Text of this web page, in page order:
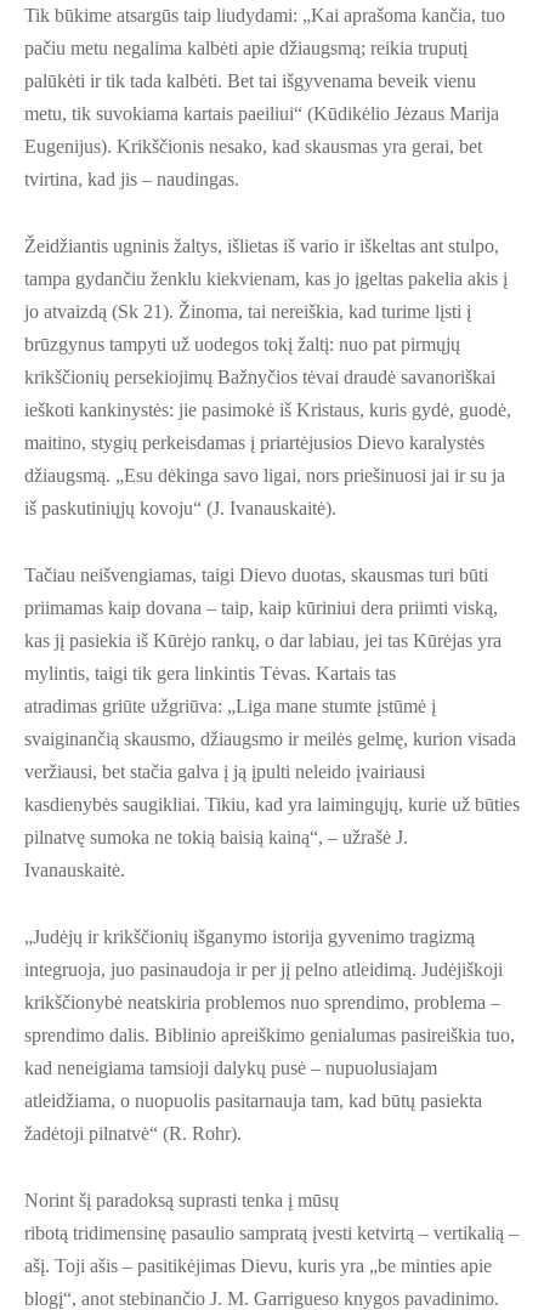
Tik būkime atsargūs taip liudydami: „Kai aprašoma kančia, tuo
pačiu metu negalima kalbėti apie džiaugsmą; reikia truputį
palūkėti ir tik tada kalbėti. Bet tai išgyvenama beveik vienu
metu, tik suvokiama kartais paeiliui“ (Kūdikėlio Jėzaus Marija
Eugenijus). Krikščionis nesako, kad skausmas yra gerai, bet
tvirtina, kad jis – naudingas.
Žeidžiantis ugninis žaltys, išlietas iš vario ir iškeltas ant stulpo,
tampa gydančiu ženklu kiekvienam, kas jo įgeltas pakelia akis į
jo atvaizdą (Sk 21). Žinoma, tai nereiškia, kad turime lįsti į
brūzgynus tampyti už uodegos tokį žaltį: nuo pat pirmųjų
krikščionių persekiojimų Bažnyčios tėvai draudė savanoriškai
ieškoti kankinystės: jie pasimokė iš Kristaus, kuris gydė, guodė,
maitino, stygių perkeisdamas į priartėjusios Dievo karalystės
džiaugsmą. „Esu dėkinga savo ligai, nors priešinuosi jai ir su ja
iš paskutiniųjų kovoju“ (J. Ivanauskaitė).
Tačiau neišvengiamas, taigi Dievo duotas, skausmas turi būti
priimamas kaip dovana – taip, kaip kūriniui dera priimti viską,
kas jį pasiekia iš Kūrėjo rankų, o dar labiau, jei tas Kūrėjas yra
mylintis, taigi tik gera linkintis Tėvas. Kartais tas
atradimas griūte užgriūva: „Liga mane stumte įstūmė į
svaiginančią skausmo, džiaugsmo ir meilės gelmę, kurion visada
veržiausi, bet stačia galva į ją įpulti neleido įvairiausi
kasdienybės saugikliai. Tikiu, kad yra laimingųjų, kurie už būties
pilnatvę sumoka ne tokią baisią kainą“, – užrašė J.
Ivanauskaitė.
„Judėjų ir krikščionių išganymo istorija gyvenimo tragizmą
integruoja, juo pasinaudoja ir per jį pelno atleidimą. Judėjiškoji
krikščionybė neatskiria problemos nuo sprendimo, problema –
sprendimo dalis. Biblinio apreiškimo genialumas pasireiškia tuo,
kad neneigiama tamsioji dalykų pusė – nupuolusiajam
atleidžiama, o nuopuolis pasitarnauja tam, kad būtų pasiekta
žadėtoji pilnatvė“ (R. Rohr).
Norint šį paradoksą suprasti tenka į mūsų
ribotą tridimensinę pasaulio sampratą įvesti ketvirtą – vertikalią –
ašį. Toji ašis – pasitikėjimas Dievu, kuris yra „be minties apie
blogį“, anot stebinančio J. M. Garrigueso knygos pavadinimo.